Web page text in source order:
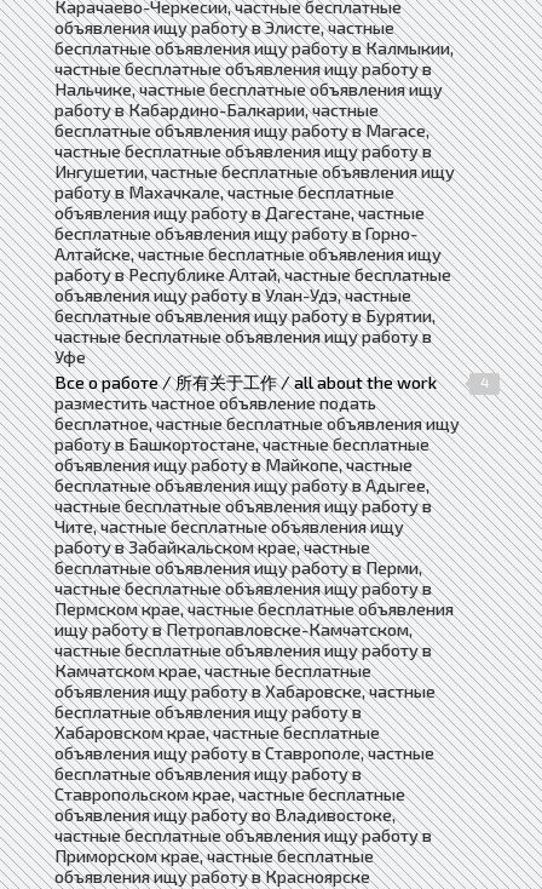
Карачаево-Черкесии, частные бесплатные
объявления ищу работу в Элисте, частные
бесплатные объявления ищу работу в Калмыкии,
частные бесплатные объявления ищу работу в
Нальчике, частные бесплатные объявления ищу
работу в Кабардино-Балкарии, частные
бесплатные объявления ищу работу в Магасе,
частные бесплатные объявления ищу работу в
Ингушетии, частные бесплатные объявления ищу
работу в Махачкале, частные бесплатные
объявления ищу работу в Дагестане, частные
бесплатные объявления ищу работу в Горно-
Алтайске, частные бесплатные объявления ищу
работу в Республике Алтай, частные бесплатные
объявления ищу работу в Улан-Удэ, частные
бесплатные объявления ищу работу в Бурятии,
частные бесплатные объявления ищу работу в
Уфе
Все о работе / 所有关于工作 / all about the work
4
разместить частное объявление подать
бесплатное, частные бесплатные объявления ищу
работу в Башкортостане, частные бесплатные
объявления ищу работу в Майкопе, частные
бесплатные объявления ищу работу в Адыгее,
частные бесплатные объявления ищу работу в
Чите, частные бесплатные объявления ищу
работу в Забайкальском крае, частные
бесплатные объявления ищу работу в Перми,
частные бесплатные объявления ищу работу в
Пермском крае, частные бесплатные объявления
ищу работу в Петропавловске-Камчатском,
частные бесплатные объявления ищу работу в
Камчатском крае, частные бесплатные
объявления ищу работу в Хабаровске, частные
бесплатные объявления ищу работу в
Хабаровском крае, частные бесплатные
объявления ищу работу в Ставрополе, частные
бесплатные объявления ищу работу в
Ставропольском крае, частные бесплатные
объявления ищу работу во Владивостоке,
частные бесплатные объявления ищу работу в
Приморском крае, частные бесплатные
объявления ищу работу в Красноярске